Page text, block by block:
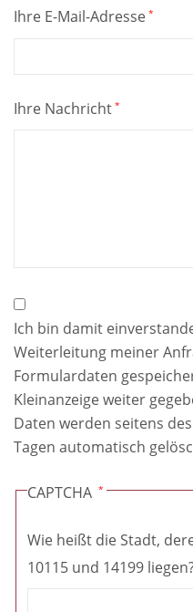
Ihre E-Mail-Adresse
Ihre Nachricht
Datenschutznotiz
Ich bin damit
Weiterleitung meiner
Formulardaten
Kleinanzeige weiter
Daten werden seitens
Tagen automatisch
CAPTCHA
Wie heißt die Stadt,
10115 und 14199